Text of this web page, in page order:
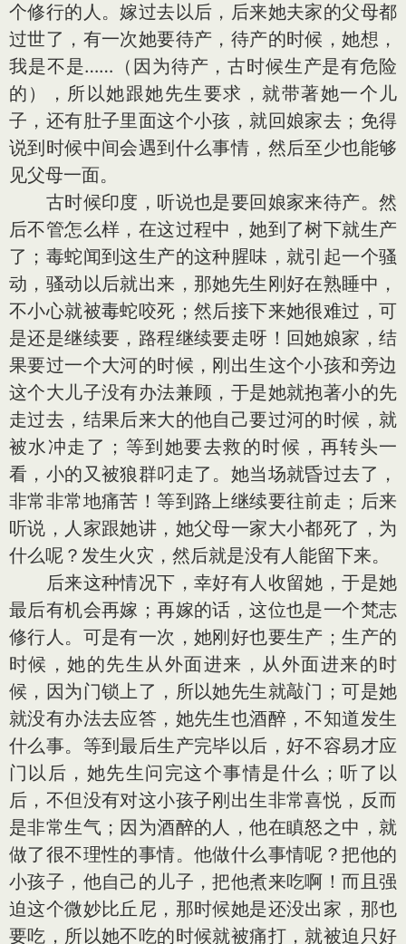
个修行的人。嫁过去以后，后来她夫家的父母都
过世了，有一次她要待产，待产的时候，她想，
我是不是……（因为待产，古时候生产是有危险
的），所以她跟她先生要求，就带著她一个儿
子，还有肚子里面这个小孩，就回娘家去；免得
说到时候中间会遇到什么事情，然后至少也能够
见父母一面。
古时候印度，听说也是要回娘家来待产。然
后不管怎么样，在这过程中，她到了树下就生产
了；毒蛇闻到这生产的这种腥味，就引起一个骚
动，骚动以后就出来，那她先生刚好在熟睡中，
不小心就被毒蛇咬死；然后接下来她很难过，可
是还是继续要，路程继续要走呀！回她娘家，结
果要过一个大河的时候，刚出生这个小孩和旁边
这个大儿子没有办法兼顾，于是她就抱著小的先
走过去，结果后来大的他自己要过河的时候，就
被水冲走了；等到她要去救的时候，再转头一
看，小的又被狼群叼走了。她当场就昏过去了，
非常非常地痛苦！等到路上继续要往前走；后来
听说，人家跟她讲，她父母一家大小都死了，为
什么呢？发生火灾，然后就是没有人能留下来。
后来这种情况下，幸好有人收留她，于是她
最后有机会再嫁；再嫁的话，这位也是一个梵志
修行人。可是有一次，她刚好也要生产；生产的
时候，她的先生从外面进来，从外面进来的时
候，因为门锁上了，所以她先生就敲门；可是她
就没有办法去应答，她先生也酒醉，不知道发生
什么事。等到最后生产完毕以后，好不容易才应
门以后，她先生问完这个事情是什么；听了以
后，不但没有对这小孩子刚出生非常喜悦，反而
是非常生气；因为酒醉的人，他在瞋怒之中，就
做了很不理性的事情。他做什么事情呢？把他的
小孩子，他自己的儿子，把他煮来吃啊！而且强
迫这个微妙比丘尼，那时候她是还没出家，那也
要吃，所以她不吃的时候就被痛打，就被迫只好